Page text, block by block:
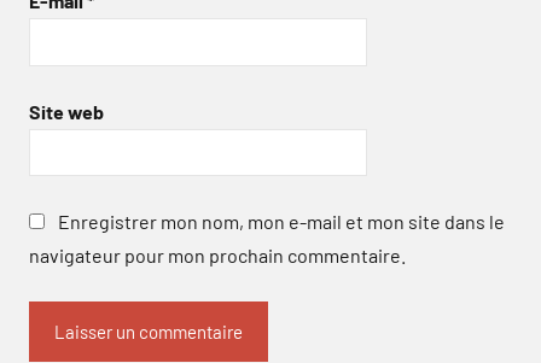
Site web
Enregistrer mon nom, mon e-mail et mon site dans le
navigateur pour mon prochain commentaire.